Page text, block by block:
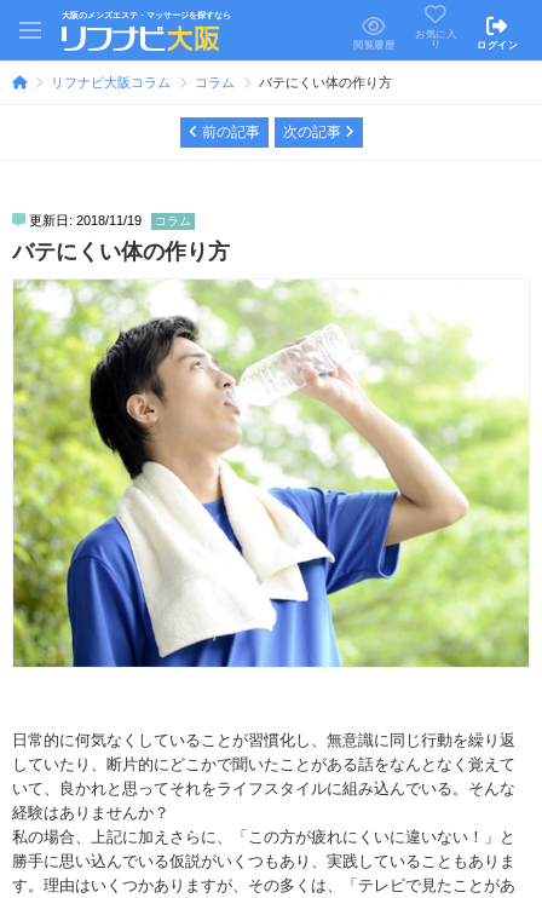
大阪のメンズエステ・マッサージを探すなら
閲覧履歴
お気に入
り
ログイン
リフナビ大阪コラム コラム バテにくい体の作り方
前の記事 次の記事
更新日: 2018/11/19 コラム
バテにくい体の作り方
日常的に何気なくしていることが習慣化し、無意識に同じ行動を繰り返
していたり、断片的にどこかで聞いたことがある話をなんとなく覚えて
いて、良かれと思ってそれをライフスタイルに組み込んでいる。そんな
経験はありませんか？
私の場合、上記に加えさらに、「この方が疲れにくいに違いない！」と
勝手に思い込んでいる仮説がいくつもあり、実践していることもありま
す。理由はいくつかありますが、その多くは、「テレビで見たことがあ